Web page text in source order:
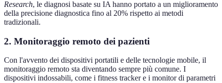
Research, le diagnosi basate su IA hanno portato a un miglioramento
della precisione diagnostica fino al 20% rispetto ai metodi
tradizionali.
2. Monitoraggio remoto dei pazienti
Con l'avvento dei dispositivi portatili e delle tecnologie mobile, il
monitoraggio remoto sta diventando sempre più comune. I
dispositivi indossabili, come i fitness tracker e i monitor di parametri